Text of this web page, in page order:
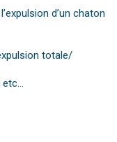
d’un chaton
totale/
etc…